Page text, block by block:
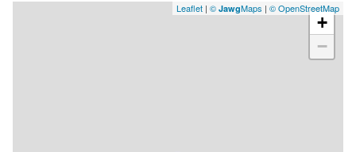
+
−
Leaflet | © JawgMaps | © OpenStreetMap